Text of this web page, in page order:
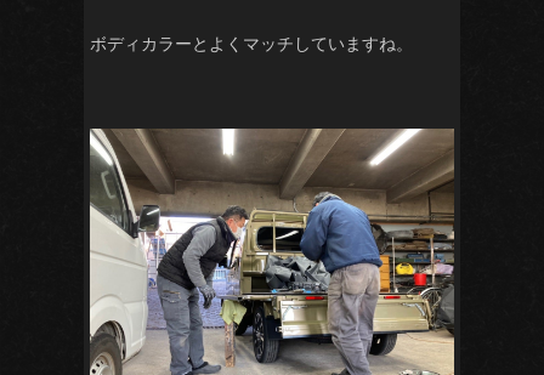
ボディカラーとよくマッチしていますね。